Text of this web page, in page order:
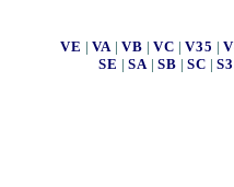
VE | VA | VB | VC | V35 |
SE | SA| SB | SC |